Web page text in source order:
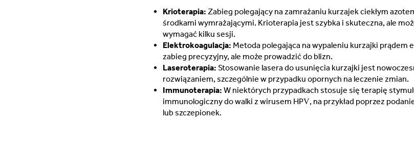
Krioterapia: Zabieg polegający na zamrażaniu kurzajek ciekłym
środkami wymrażającymi. Krioterapia jest szybka i skuteczna, ale
wymagać kilku sesji.
Elektrokoagulacja: Metoda polegająca na wypaleniu kurzajki prądem
zabieg precyzyjny, ale może prowadzić do blizn.
Laseroterapia: Stosowanie lasera do usunięcia kurzajki jest
rozwiązaniem, szczególnie w przypadku opornych na leczenie zmian.
Immunoterapia: W niektórych przypadkach stosuje się terapię
immunologiczny do walki z wirusem HPV, na przykład poprzez
lub szczepionek.